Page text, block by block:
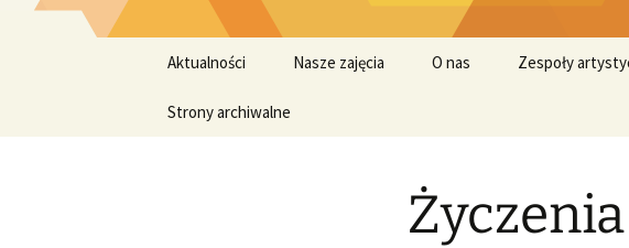
Aktualności Nasze zajęcia O nas Zespoły
Korpiołki
Strony archiwalne
Życzenia